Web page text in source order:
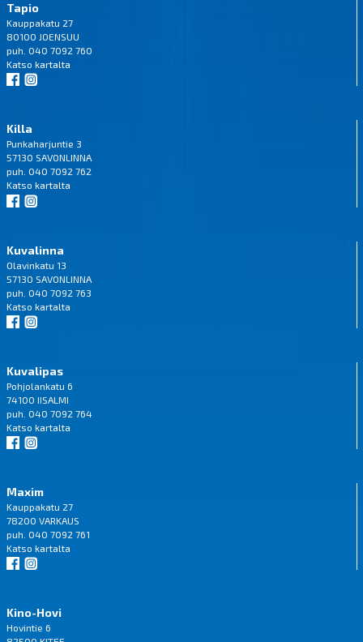
Tapio
Kauppakatu 27
80100 JOENSUU
puh. 040 7092 760
Katso kartalta
Killa
Punkaharjuntie 3
57130 SAVONLINNA
puh. 040 7092 762
Katso kartalta
Kuvalinna
Olavinkatu 13
57130 SAVONLINNA
puh. 040 7092 763
Katso kartalta
Kuvalipas
Pohjolankatu 6
74100 IISALMI
puh. 040 7092 764
Katso kartalta
Maxim
Kauppakatu 27
78200 VARKAUS
puh. 040 7092 761
Katso kartalta
Kino-Hovi
Hovintie 6